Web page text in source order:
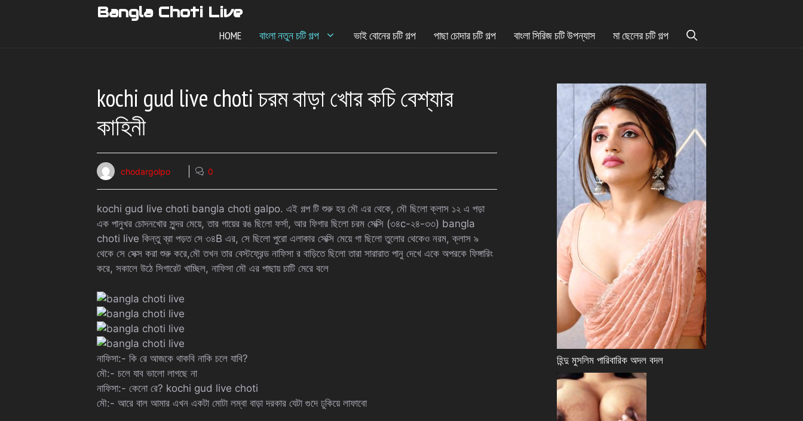
Bangla Choti Live
HOME বাংলা নতুন চটি গল্প ভাই বোনের চটি গল্প পাছা চোদার চটি গল্প বাংলা সিরিজ চটি উপন্যাস মা ছেলের চটি গল্প
kochi gud live choti চরম বাড়া খোর কচি বেশ্যার
কাহিনী
chodargolpo 0
kochi gud live choti bangla choti galpo. এই গল্প টি শুরু হয় মৌ এর থেকে, মৌ ছিলো ক্লাস ১২ এ পড়া
এক পানুখর চোদনখোর সুন্দর মেয়ে, তার গায়ের রঙ ছিলো ফর্সা, আর ফিগার ছিলো চরম সেক্সি (৩৪c-২৪-৩৩) bangla
choti live কিন্তু ব্রা পড়ত সে ৩৪B এর, সে ছিলো পুরো এলাকার সেক্সি মেয়ে গা ছিলো তুলোর থেকেও নরম, ক্লাস ৯
থেকে সে সেক্স করা শুরু করে,মৌ তখন তার বেস্টফ্রেন্ড নাফিসা র বাড়িতে ছিলো তারা সারারাত পানু দেখে একে অপরকে ফিঙ্গারিং
করে, সকালে উঠে সিগারেট খাচ্ছিল, নাফিসা মৌ এর পাছায় চাটি মেরে বলে
নাফিসা:- কি রে আজকে থাকবি নাকি চলে যাবি?
মৌ:- চলে যাব ভালো লাগছে না
নাফিসা:- কেনো রে? kochi gud live choti
মৌ:- আরে বাল আমার এখন একটা মোটা লম্বা বাড়া দরকার যেটা গুদে ঢুকিয়ে লাফাবো
হিন্দু মুসলিম পারিবারিক অদল বদল